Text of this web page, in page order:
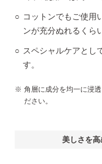
コットンでもご使用
ンが充分ぬれるくら
スペシャルケアとし
す。
角層に成分を均一に浸
ださい。
美しさを